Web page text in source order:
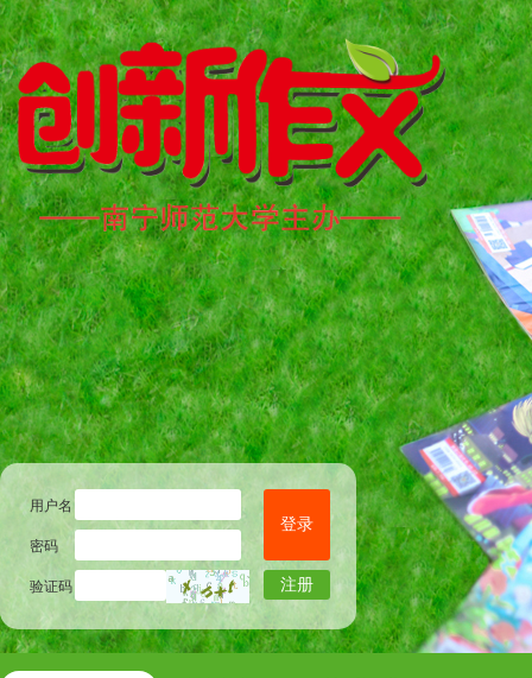
用户名
密码
验证码
登录
注册